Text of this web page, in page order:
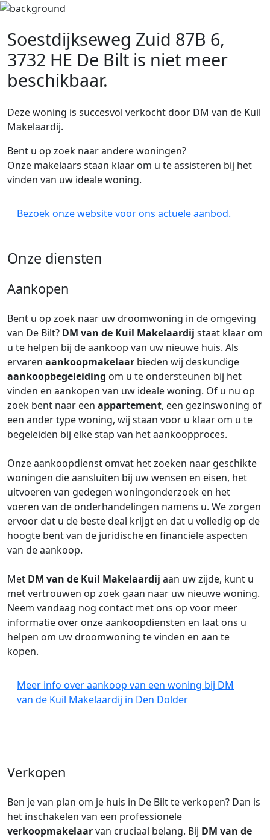
Soestdijkseweg Zuid 87B 6,
3732 HE De Bilt is niet meer
beschikbaar.
Deze woning is succesvol verkocht door DM van de Kuil
Makelaardij.
Bent u op zoek naar andere woningen?
Onze makelaars staan klaar om u te assisteren bij het
vinden van uw ideale woning.
Bezoek onze website voor ons actuele aanbod.
Onze diensten
Aankopen
Bent u op zoek naar uw droomwoning in de omgeving
van De Bilt? DM van de Kuil Makelaardij staat klaar om
u te helpen bij de aankoop van uw nieuwe huis. Als
ervaren aankoopmakelaar bieden wij deskundige
aankoopbegeleiding om u te ondersteunen bij het
vinden en aankopen van uw ideale woning. Of u nu op
zoek bent naar een appartement, een gezinswoning of
een ander type woning, wij staan voor u klaar om u te
begeleiden bij elke stap van het aankoopproces.
Onze aankoopdienst omvat het zoeken naar geschikte
woningen die aansluiten bij uw wensen en eisen, het
uitvoeren van gedegen woningonderzoek en het
voeren van de onderhandelingen namens u. We zorgen
ervoor dat u de beste deal krijgt en dat u volledig op de
hoogte bent van de juridische en financiële aspecten
van de aankoop.
Met DM van de Kuil Makelaardij aan uw zijde, kunt u
met vertrouwen op zoek gaan naar uw nieuwe woning.
Neem vandaag nog contact met ons op voor meer
informatie over onze aankoopdiensten en laat ons u
helpen om uw droomwoning te vinden en aan te
kopen.
Meer info over aankoop van een woning bij DM
van de Kuil Makelaardij in Den Dolder
Verkopen
Ben je van plan om je huis in De Bilt te verkopen? Dan is
het inschakelen van een professionele
verkoopmakelaarvan cruciaal belang. Bij DM van de